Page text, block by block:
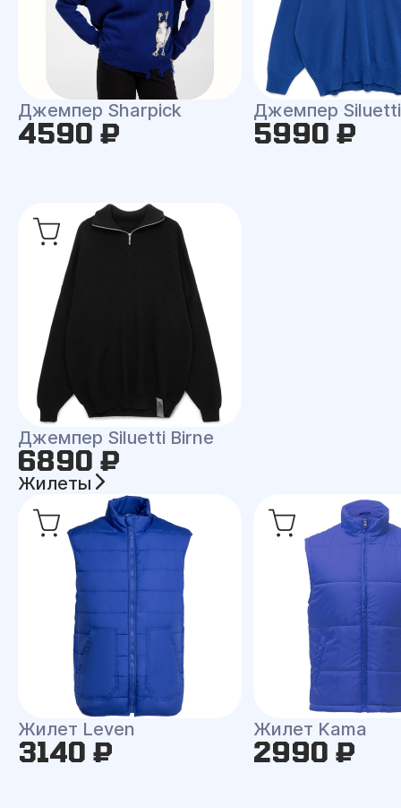
Джемпер Sharpick
4590 ₽
Джемпер
5990 ₽
Джемпер Siluetti Birne
6890 ₽
Жилеты
Жилет Leven
3140 ₽
Жилет Kama
2990 ₽